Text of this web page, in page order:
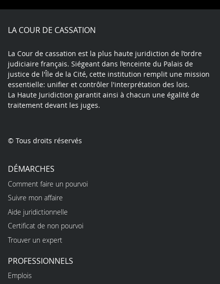
X
FacebookYoutubeLinkedInInstagram
LA COUR DE CASSATION
La Cour de cassation est la plus haute juridiction de l’ordre
judiciaire français. Siégeant dans l’enceinte du Palais de
justice de l'Île de la Cité, cette institution remplit une mission
essentielle: unifier et contrôler l'interprétation des lois.
La Haute Juridiction garantit ainsi à chacun une égalité de
traitement devant les juges.
© Tous droits réservés
DÉMARCHES
Comment faire un pourvoi
Suivre mon affaire
Aide juridictionnelle
Certificat de non pourvoi
Trouver un expert
PROFESSIONNELS
Emplois